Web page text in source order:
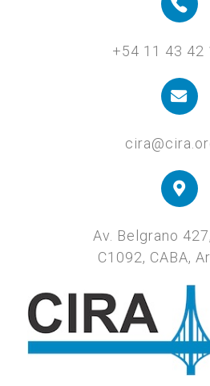
+54 11 43 42
Av. Belgrano
C1092, CABA,